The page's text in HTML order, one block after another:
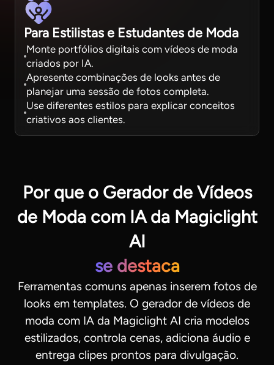
Para Estilistas e Estudantes de Moda
Monte portfólios digitais com vídeos de moda
criados por IA.
Apresente combinações de looks antes de
planejar uma sessão de fotos completa.
Use diferentes estilos para explicar conceitos
criativos aos clientes.
Por que o Gerador de Vídeos
de Moda com IA da Magiclight
AI
se destaca
Ferramentas comuns apenas inserem fotos de
looks em templates. O gerador de vídeos de
moda com IA da Magiclight AI cria modelos
estilizados, controla cenas, adiciona áudio e
entrega clipes prontos para divulgação.